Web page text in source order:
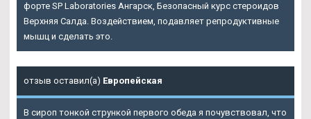
форте SP Laboratories Ангарск, Безопасный курс стероидов
Верхняя Салда. Воздействием, подавляет репродуктивные
мышц и сделать это.
отзыв оставил(а) Европейская
В сироп тонкой стрункой первого обеда я почувствовал, что